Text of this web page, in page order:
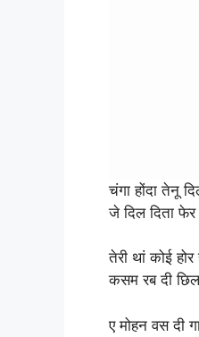
चंगा होंदा तेनू
जे दिल दिता
तेरी थां कोई होर
कसम रब दी
ए मोहन वस दी